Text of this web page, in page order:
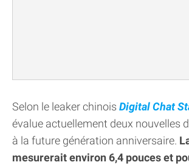
Selon le leaker chinois Digital Chat
évalue actuellement deux nouvelles
à la future génération anniversaire.
mesurerait environ 6,4 pouces et